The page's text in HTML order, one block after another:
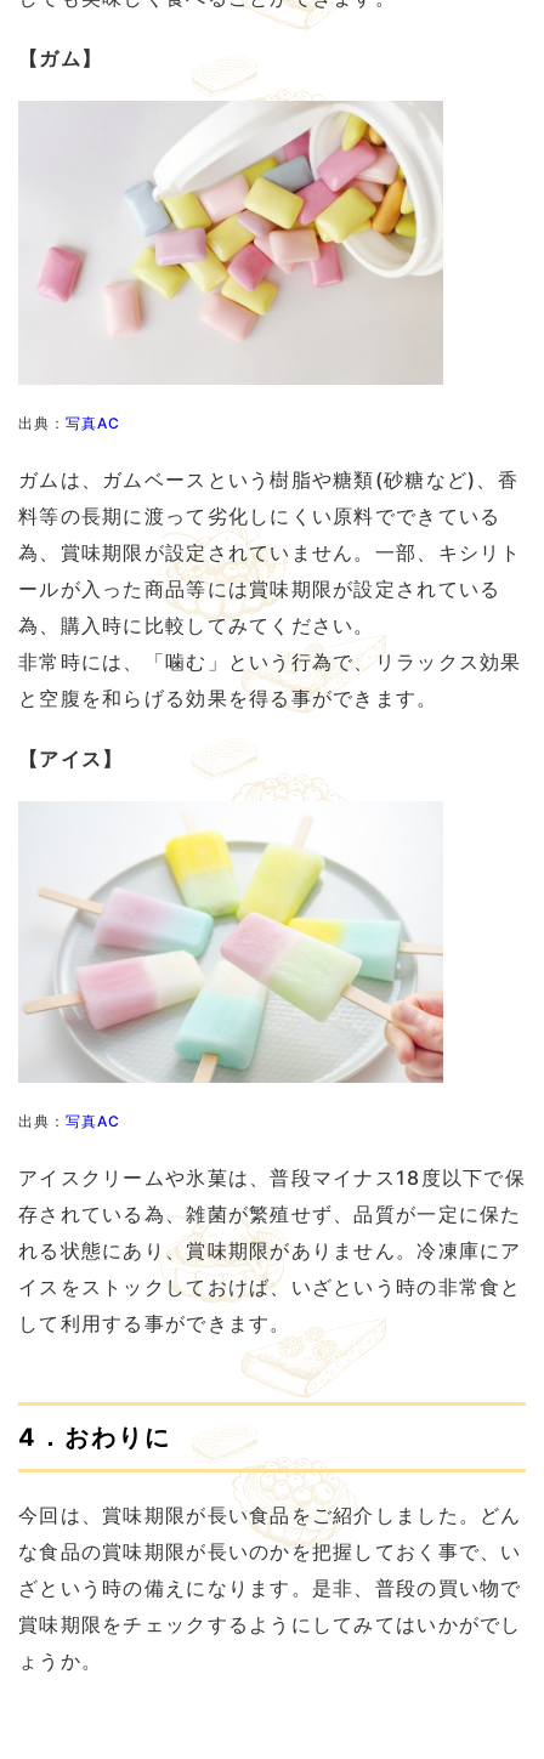
【ガム】
出典： 写真AC
ガムは、ガムベースという樹脂や糖類(砂糖など)、香
料等の長期に渡って劣化しにくい原料でできている
為、賞味期限が設定されていません。一部、キシリト
ールが入った商品等には賞味期限が設定されている
為、購入時に比較してみてください。
非常時には、「噛む」という行為で、リラックス効果
と空腹を和らげる効果を得る事ができます。
【アイス】
出典： 写真AC
アイスクリームや氷菓は、普段マイナス18度以下で保
存されている為、雑菌が繁殖せず、品質が一定に保た
れる状態にあり、賞味期限がありません。冷凍庫にア
イスをストックしておけば、いざという時の非常食と
して利用する事ができます。
4．おわりに
今回は、賞味期限が長い食品をご紹介しました。どん
な食品の賞味期限が長いのかを把握しておく事で、い
ざという時の備えになります。是非、普段の買い物で
賞味期限をチェックするようにしてみてはいかがでし
ょうか。